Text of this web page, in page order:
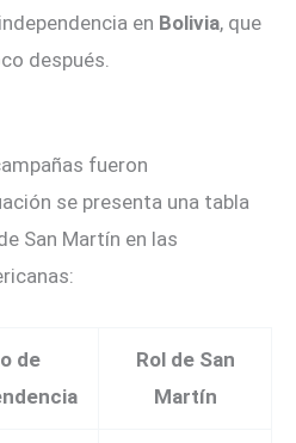
en Bolivia, que
después.
fueron
se presenta una tabla
San Martín en las
de
Rol de San
Martín